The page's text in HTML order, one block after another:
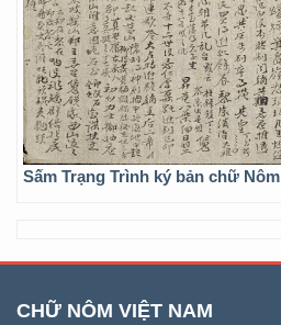
Sấm Trạng Trình ký bản chữ Nôm
CHỮ NÔM VIỆT NAM